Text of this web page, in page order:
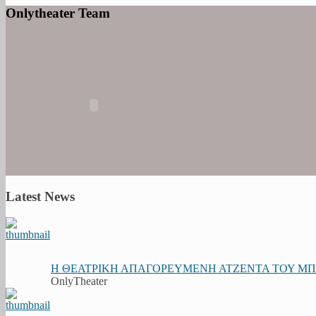
Onlytheater Team
Latest News
Η ΘΕΑΤΡΙΚΗ ΑΠΑΓΟΡΕΥΜΕΝΗ ΑΤΖΕΝΤΑ ΤΟΥ
OnlyTheater